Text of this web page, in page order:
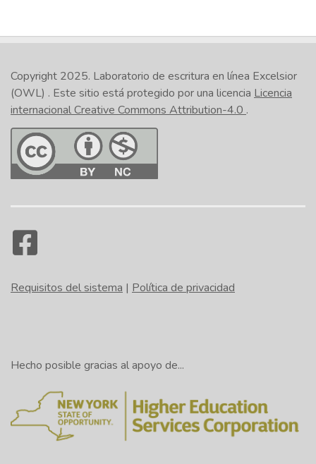
Copyright 2025. Laboratorio de escritura en línea Excelsior
(OWL) . Este sitio está protegido por una licencia Licencia
internacional Creative Commons Attribution-4.0 .
Requisitos del sistema | Política de privacidad
Hecho posible gracias al apoyo de...